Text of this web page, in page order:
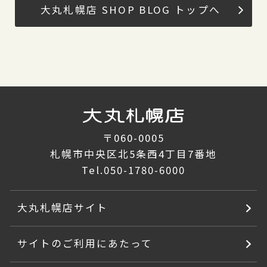
大丸札幌店 SHOP BLOG トップへ
〒060-0005
札幌市中央区北5条西4丁目7番地
Tel.050-1780-6000
大丸札幌店サイト
サイトのご利用にあたって